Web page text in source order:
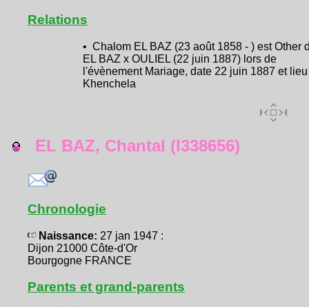
Relations
• Chalom EL BAZ (23 août 1858 - ) est Other
EL BAZ x OULIEL (22 juin 1887) lors de
l'évènement Mariage, date 22 juin 1887 et lieu
Khenchela
EL BAZ, Chantal (I338656)
Chronologie
Naissance: 27 jan 1947 :
Dijon 21000 Côte-d'Or
Bourgogne FRANCE
Parents et grand-parents